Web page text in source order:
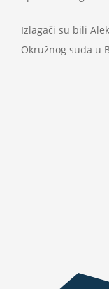
Izlagači su bili
Okružnog suda u